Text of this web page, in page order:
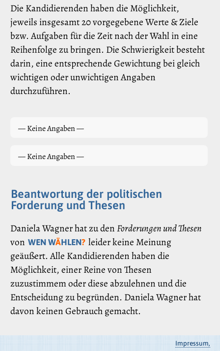
Die Kandidierenden haben die Möglichkeit,
jeweils insgesamt 20 vorgegebene Werte & Ziele
bzw. Aufgaben für die Zeit nach der Wahl in eine
Reihenfolge zu bringen. Die Schwierigkeit besteht
darin, eine entsprechende Gewichtung bei gleich
wichtigen oder unwichtigen Angaben
durchzuführen.
— Keine Angaben —
— Keine Angaben —
Beantwortung der politischen
Forderung und Thesen
Daniela Wagner hat zu denForderungen und Thesen
von WEN WÄHLEN? leider keine Meinung
geäußert. Alle Kandidierenden haben die
Möglichkeit, einer Reine von Thesen
zuzustimmem oder diese abzulehnen und die
Entscheidung zu begründen. Daniela Wagner hat
davon keinen Gebrauch gemacht.
Impressum,